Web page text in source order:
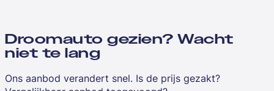
Droomauto gezien? Wacht
niet te lang
Ons aanbod verandert snel. Is de prijs gezakt?